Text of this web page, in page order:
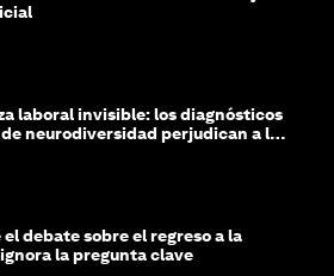
laboral invisible: los diagnósticos
neurodiversidad perjudican a las
el debate sobre el regreso a la
la pregunta clave